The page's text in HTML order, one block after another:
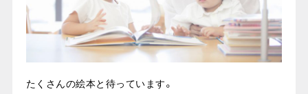
たくさんの絵本と待っています。